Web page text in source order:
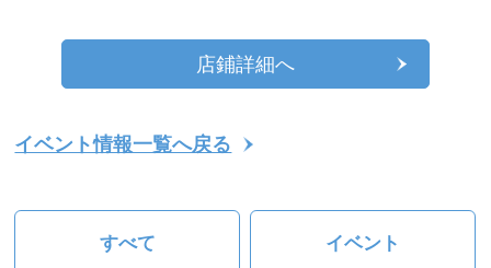
店鋪詳細へ
イベント情報一覧へ戻る
すべて イベント